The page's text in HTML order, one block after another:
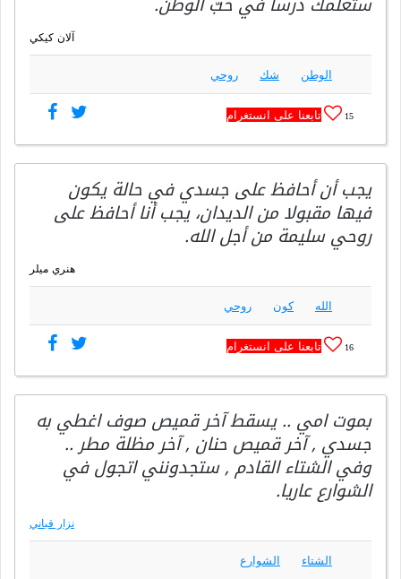
آلان كيكي
الوطن شك روحي
15 تابعنا على انستغرام
يجب أن أحافظ على جسدي في حالة يكون
فيها مقبولا من الديدان، يجب أنا أحافظ على
روحي سليمة من أجل الله.
هنري ميلر
الله كون روحي
16 تابعنا على انستغرام
بموت امي .. يسقط آخر قميص صوف اغطي به
جسدي , آخر قميص حنان , آخر مظلة مطر ..
وفي الشتاء القادم , ستجدونني اتجول في
الشوارع عاريا.
نزار قباني
الشتاء الشوارع